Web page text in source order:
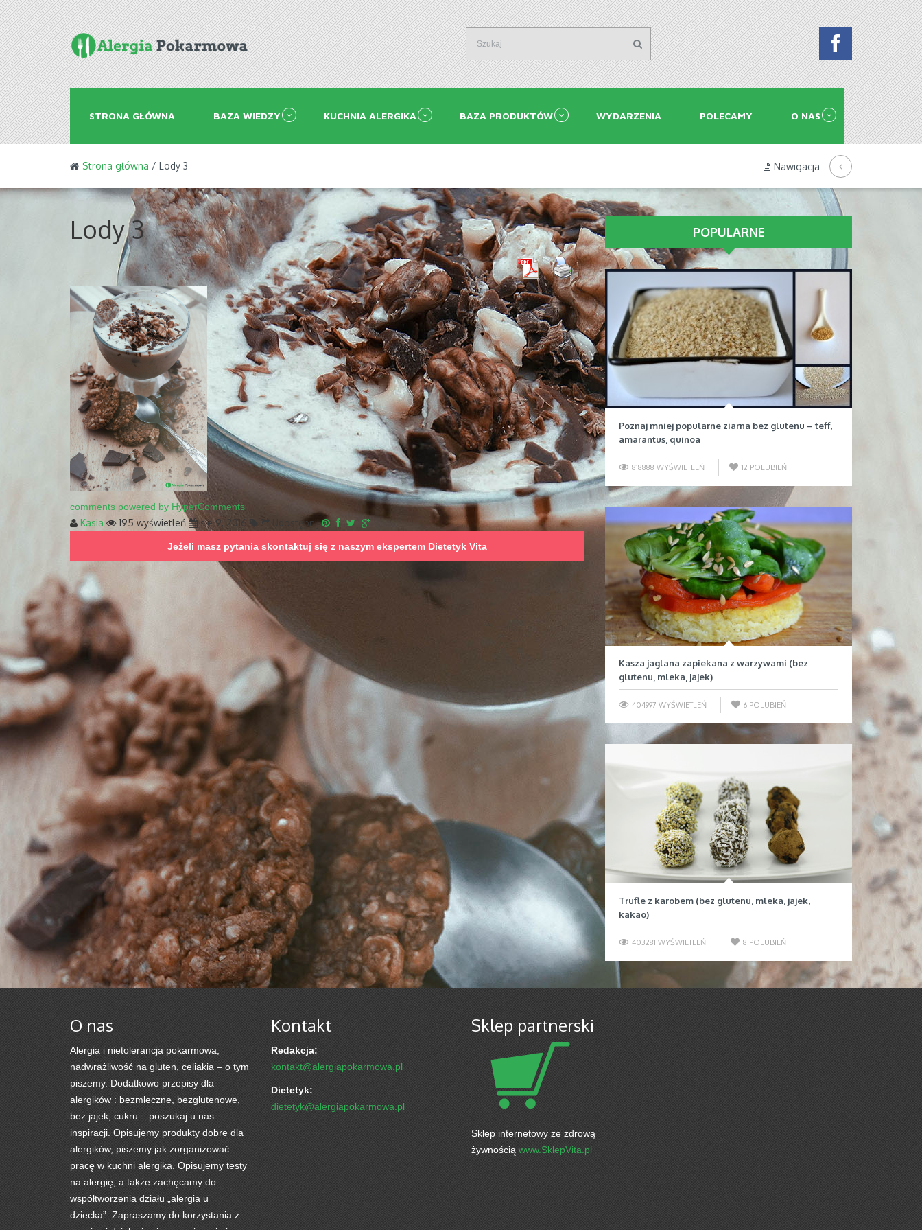
STRONA GŁÓWNA BAZA WIEDZY KUCHNIA ALERGIKA BAZA PRODUKTÓW WYDARZENIA POLECAMY O NAS
Strona główna / Lody 3 Nawigacja
Lody 3
comments powered by HyperComments
Kasia 195 wyświetleń sie 9, 2016 Udostępnij
Jeżeli masz pytania skontaktuj się z naszym ekspertem Dietetyk Vita
POPULARNE
Poznaj mniej popularne ziarna bez glutenu – teff,
amarantus, quinoa
818888 WYŚWIETLEŃ 12 POLUBIEŃ
Kasza jaglana zapiekana z warzywami (bez
glutenu, mleka, jajek)
404997 WYŚWIETLEŃ 6 POLUBIEŃ
Trufle z karobem (bez glutenu, mleka, jajek,
kakao)
403281 WYŚWIETLEŃ 8 POLUBIEŃ
O nas
Alergia i nietolerancja pokarmowa,
nadwrażliwość na gluten, celiakia – o tym
piszemy. Dodatkowo przepisy dla
alergików : bezmleczne, bezglutenowe,
bez jajek, cukru – poszukaj u nas
inspiracji. Opisujemy produkty dobre dla
alergików, piszemy jak zorganizować
pracę w kuchni alergika. Opisujemy testy
na alergię, a także zachęcamy do
współtworzenia działu „alergia u
dziecka”. Zapraszamy do korzystania z
Kontakt
Redakcja:
kontakt@alergiapokarmowa.pl
Dietetyk:
dietetyk@alergiapokarmowa.pl
Sklep partnerski
Sklep internetowy ze zdrową
żywnością www.SklepVita.pl